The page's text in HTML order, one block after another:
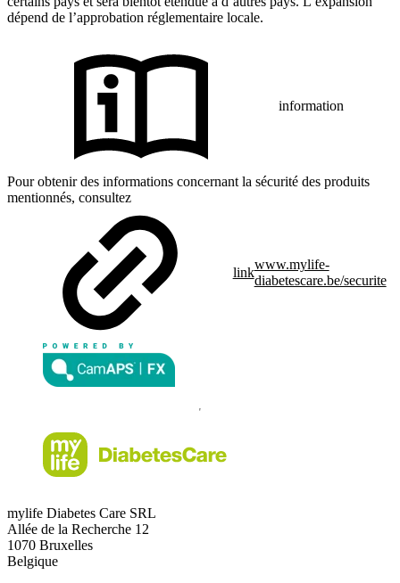
dépend de l’approbation réglementaire locale.
information
Pour obtenir des informations concernant la sécurité des produits
mentionnés, consultez
link
www.mylife-
diabetescare.be/securite
mylife Diabetes Care SRL
Allée de la Recherche 12
1070 Bruxelles
Belgique